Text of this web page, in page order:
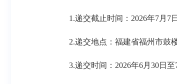
1.递交截止时间：2026年7月7
2.递交地点：福建省福州市鼓
3.递交时间：2026年6月30日至